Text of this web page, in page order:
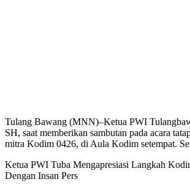
Tulang Bawang (MNN)–Ketua PWI
SH, saat memberikan sambutan pada acara
mitra Kodim 0426, di Aula Kodim setempat.
Ketua PWI Tuba Mengapresiasi Langkah
Dengan Insan Pers